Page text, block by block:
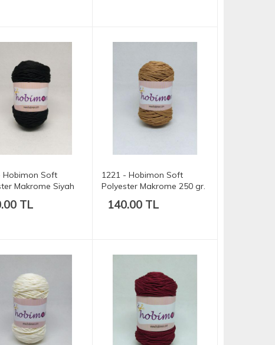
Hobimon Soft
Makrome Siyah
TL
1221 - Hobimon Soft
Polyester Makrome 250 gr.
140.00 TL